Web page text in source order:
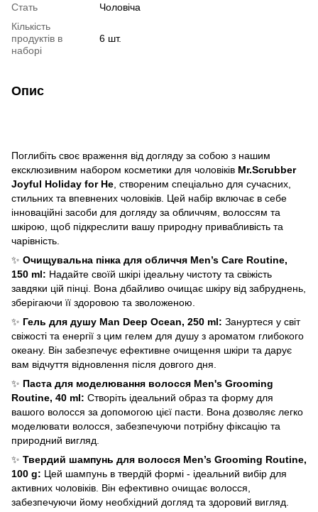
Стать
Чоловіча
Кількість
продуктів в
наборі
6 шт.
Опис
Поглибіть своє враження від догляду за собою з нашим
ексклюзивним набором косметики для чоловіків Mr.Scrubber
Joyful Holiday for He , створеним спеціально для сучасних,
стильних та впевнених чоловіків. Цей набір включає в себе
інноваційні засоби для догляду за обличчям, волоссям та
шкірою, щоб підкреслити вашу природну привабливість та
чарівність.
✨ Очищувальна пінка для обличчя Men’s Care Routine,
150 ml: Надайте своїй шкірі ідеальну чистоту та свіжість
завдяки цій пінці. Вона дбайливо очищає шкіру від забруднень,
зберігаючи її здоровою та зволоженою.
✨ Гель для душу Man Deep Ocean, 250 ml: Зануртеся у світ
свіжості та енергії з цим гелем для душу з ароматом глибокого
океану. Він забезпечує ефективне очищення шкіри та дарує
вам відчуття відновлення після довгого дня.
✨ Паста для моделювання волосся Men's Grooming
Routine, 40 ml: Створіть ідеальний образ та форму для
вашого волосся за допомогою цієї пасти. Вона дозволяє легко
моделювати волосся, забезпечуючи потрібну фіксацію та
природний вигляд.
✨ Твердий шампунь для волосся Men’s Grooming Routine,
100 g: Цей шампунь в твердій формі - ідеальний вибір для
активних чоловіків. Він ефективно очищає волосся,
забезпечуючи йому необхідний догляд та здоровий вигляд.